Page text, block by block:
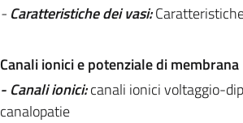
- Caratteristiche dei vasi:
Canali ionici e potenziale di membrana
- Canali ionici:canali ionici voltaggio-
canalopatie